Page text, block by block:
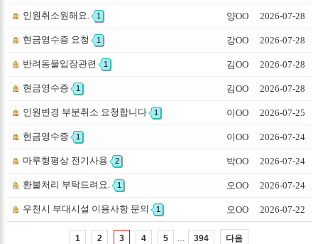
인원취소원해요. 1 양OO 2026-07-28
현금영수증 요청 1 강OO 2026-07-28
반려동물입장관련 1 김OO 2026-07-28
현금영수증 1 김OO 2026-07-28
인원변경 부분취소 요청합니다 1 이OO 2026-07-25
현금영수증 1 이OO 2026-07-24
마루형평상 전기사용 2 박OO 2026-07-24
환불처리 부탁드려요. 1 오OO 2026-07-24
우천시 부대시설 이용사항 문의 1 오OO 2026-07-22
1 2 3 4 5 394 다음